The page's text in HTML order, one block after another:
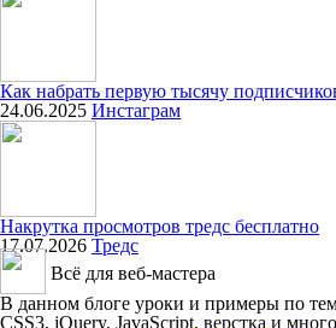
Как набрать первую тысячу
24.06.2025 Инстаграм
Накрутка просмотров тредс бесплатно
17.07.2026 Тредс
Всё для веб-мастера
В данном блоге уроки и примеры по
CSS3, jQuery, JavaScript, верстка и